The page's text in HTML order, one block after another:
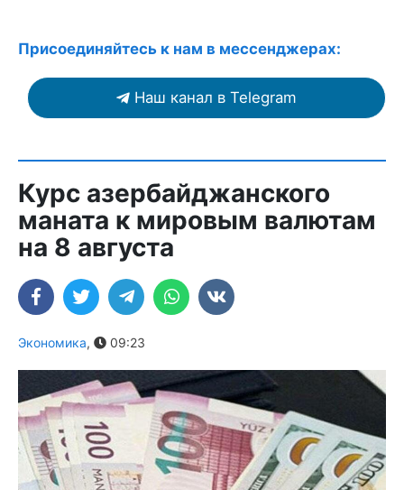
Присоединяйтесь к нам в мессенджерах:
Наш канал в Telegram
Курс азербайджанского
маната к мировым валютам
на 8 августа
Экономика, 09:23